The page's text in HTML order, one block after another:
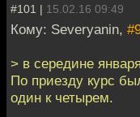
#101 | 15.02.16 09:49
Кому: Severyanin,
> в середине
По приезду курс
один к четырем.